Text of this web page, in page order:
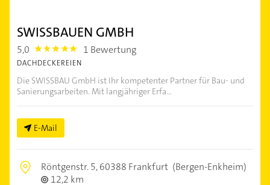
SWISSBAUEN GMBH
5,0 5.0 1 Bewertung
DACHDECKEREIEN
Die SWISSBAU GmbH ist Ihr kompetenter Partner für Bau- und
Sanierungsarbeiten. Mit langjähriger Erfa...
E-Mail
Röntgenstr. 5,60388 Frankfurt (Bergen-Enkheim)
12,2 km